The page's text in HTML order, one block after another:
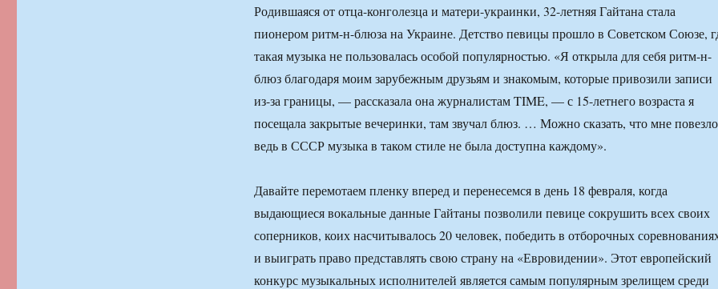
Родившаяся от отца-конголезца и матери-украинки, 32-летняя Гайтана стала
пионером ритм-н-блюза на Украине. Детство певицы прошло в Советском Союзе,
такая музыка не пользовалась особой популярностью. «Я открыла для себя ритм-н-
блюз благодаря моим зарубежным друзьям и знакомым, которые привозили записи
из-за границы, — рассказала она журналистам TIME, — с 15-летнего возраста я
посещала закрытые вечеринки, там звучал блюз. … Можно сказать, что мне
ведь в СССР музыка в таком стиле не была доступна каждому».
Давайте перемотаем пленку вперед и перенесемся в день 18 февраля, когда
выдающиеся вокальные данные Гайтаны позволили певице сокрушить всех своих
соперников, коих насчитывалось 20 человек, победить в отборочных
и выиграть право представлять свою страну на «Евровидении». Этот европейский
конкурс музыкальных исполнителей является самым популярным зрелищем среди